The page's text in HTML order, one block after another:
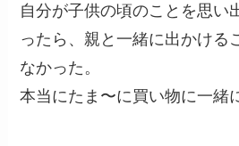
自分が子供の頃のことを思い
ったら、親と一緒に出かける
なかった。
本当にたま〜に買い物に一緒